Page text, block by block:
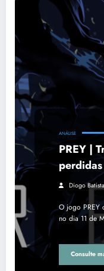
ANÁLISE
PREY |
Diogo Batista
O jogo PREY
no dia 11 de
Consulte